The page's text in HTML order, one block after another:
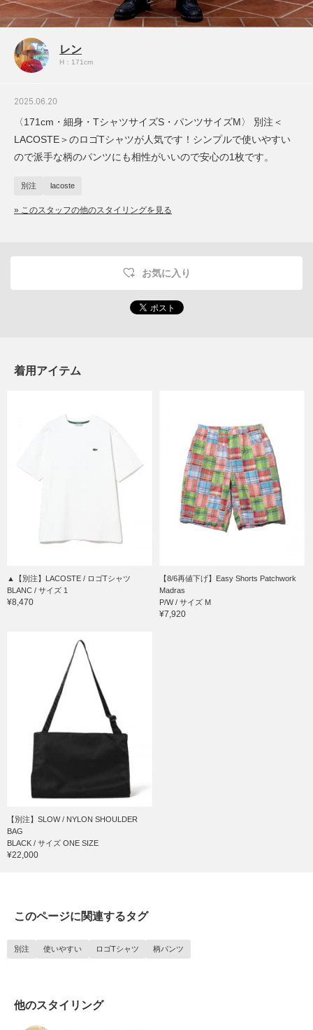
レン
H：171cm
2025.06.20
〈171cm・細身・TシャツサイズS・パンツサイズM〉 別注＜
LACOSTE＞のロゴTシャツが人気です！シンプルで使いやすい
ので派手な柄のパンツにも相性がいいので安心の1枚です。
別注 lacoste
» このスタッフの他のスタイリングを見る
お気に入り
着用アイテム
▲【別注】LACOSTE / ロゴTシャツ
BLANC / サイズ 1
¥8,470
【8/6再値下げ】Easy Shorts Patchwork
Madras
P/W / サイズ M
¥7,920
【別注】SLOW / NYLON SHOULDER
BAG
BLACK / サイズ ONE SIZE
¥22,000
このページに関連するタグ
別注 使いやすい ロゴTシャツ 柄パンツ
他のスタイリング